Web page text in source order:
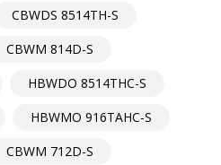
CBWDS 8514TH-S
CBWM 814D-S
HBWDO 8514THC-S
HBWMO 916TAHC-S
CBWM 712D-S